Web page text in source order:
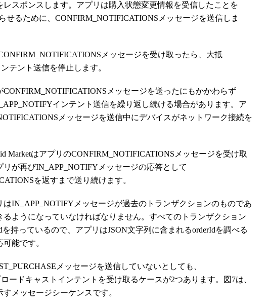
レスポンスします。アプリは購入状態変更情報を受信したことを
せるために、CONFIRM_NOTIFICATIONSメッセージを送信しま
メッセージを受け取ったら、大抵
テント送信を停止します。
メッセージを送ったにもかかわらず
インテント送信を繰り返し続ける場合があります。ア
メッセージを送信中にデバイスがネットワーク接続を
MarketはアプリのCONFIRM_NOTIFICATIONSメッセージを受け取
リが再びIN_APP_NOTIFYメッセージの応答として
を返すまで送り続けます。
IN_APP_NOTIFYメッセージが過去のトランザクションのものであ
るようになっていなければなりません。すべてのトランザクション
を持っているので、アプリはJSON文字列に含まれるorderIdを調べる
能です。
メッセージを送信していないとしても、
ードキャストインテントを受け取るケースが2つあります。図7は、
メッセージシーケンスです。